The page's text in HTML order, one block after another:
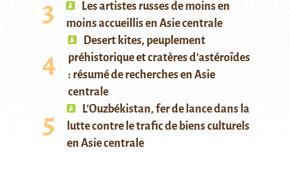
Les artistes russes de moins en
moins accueillis en Asie centrale
Desert kites, peuplement
préhistorique et cratères d’astéroïdes
: résumé de recherches en Asie
centrale
L’Ouzbékistan, fer de lance dans la
lutte contre le trafic de biens culturels
en Asie centrale